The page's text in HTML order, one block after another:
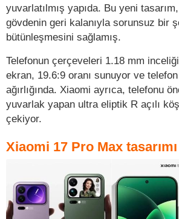
yuvarlatılmış yapıda. Bu yeni
gövdenin geri kalanıyla sorunsuz bir
bütünleşmesini sağlamış.
Telefonun çerçeveleri 1.18 mm
ekran, 19.6:9 oranı sunuyor ve
ağırlığında. Xiaomi ayrıca, telefonu
yuvarlak yapan ultra eliptik R açılı
çekiyor.
Xiaomi 17 Pro Max